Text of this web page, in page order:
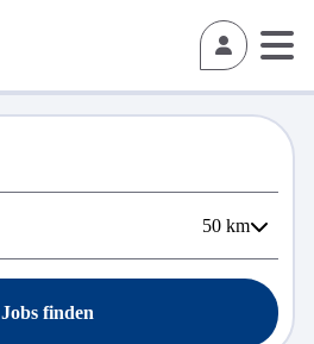
50 km
Jobs finden